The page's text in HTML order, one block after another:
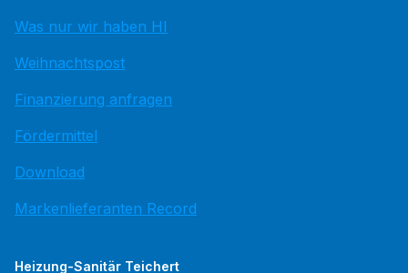
Was nur wir haben HI
Weihnachtspost
Finanzierung anfragen
Fördermittel
Download
Markenlieferanten Record
Heizung-Sanitär Teichert